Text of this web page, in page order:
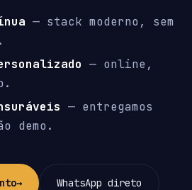
— stack moderno, sem
— online,
— entregamos
demo.
→ WhatsApp direto